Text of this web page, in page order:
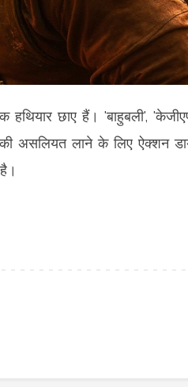
हथियार छाए हैं। 'बाहुबली',
असलियत लाने के लिए ऐक्शन